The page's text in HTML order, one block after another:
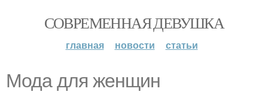
СОВРЕМЕННАЯ ДЕВУШКА
главная новости статьи
Мода для женщин